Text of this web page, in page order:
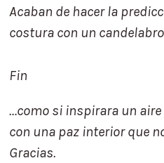
Acaban de hacer la
costura con un
Fin
…como si inspirara un
con una paz interior que
Gracias.